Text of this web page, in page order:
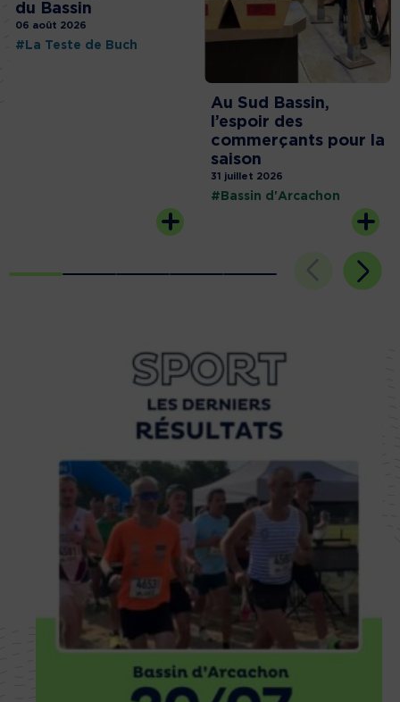
du Bassin
06 août 2026
#La Teste de Buch
Au Sud Bassin,
l’espoir des
commerçants pour la
saison
31 juillet 2026
#Bassin d'Arcachon